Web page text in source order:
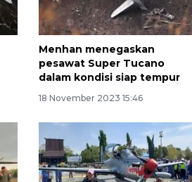
Menhan menegaskan
pesawat Super Tucano
dalam kondisi siap tempur
18 November 2023 15:46
positif perekonomian